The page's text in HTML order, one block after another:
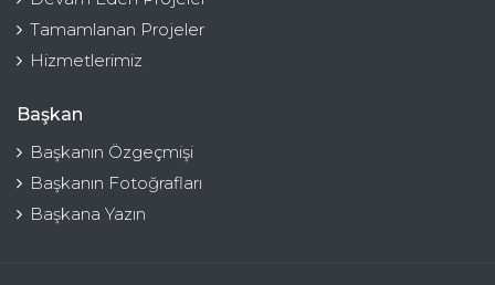
Tamamlanan Projeler
Hizmetlerimiz
Başkan
Başkanın Özgeçmişi
Başkanın Fotoğrafları
Başkana Yazın